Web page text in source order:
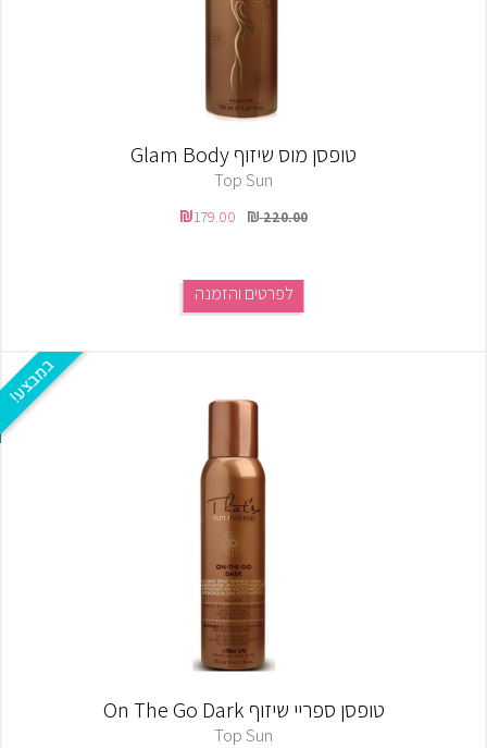
טופסן מוס שיזוף Glam Body
Top Sun
220.00
179.00
לפרטים והזמנה
טופסן ספריי שיזוף On The Go Dark
Top Sun